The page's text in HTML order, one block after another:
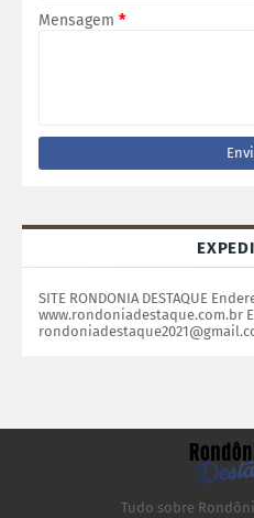
Mensagem *
SITE RONDONIA DESTAQUE
www.rondoniadestaque.com.br
Tudo sobre